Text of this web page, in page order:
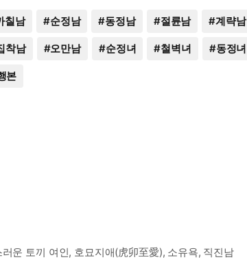
칠남 #순정남 #동정남 #절륜남 #계략남
착남 #오만남 #순정녀 #철벽녀 #동정녀
본
운 토끼 여인, 호묘지애(虎卯至愛), 소유욕, 직진남